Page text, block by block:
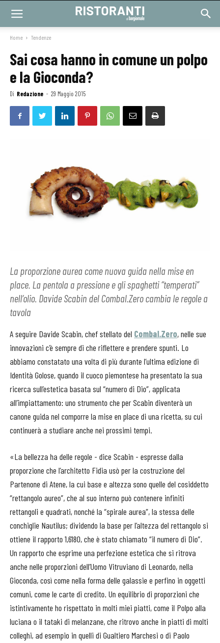
Home Tendenze
Sai cosa hanno in comune un polpo
e la Gioconda?
Di Redazione - 29 Maggio 2015
La proporzione aurea come nuova guida nella mise en
place. La pentola a pressione e gli spaghetti “temperati”
nell’olio. Davide Scabin del Combal.Zero cambia le regole a
tavola
A seguire Davide Scabin, chef stellato del Combal.Zero, nelle sue
innovazioni c’è sempre di che riflettere e prendere spunti. Lo
abbiamo constatato una volta di più durante l’ultima edizione di
Identità Golose, quando il cuoco piemontese ha presentato la sua
ricerca sull’estetica basata sul “numero di Dio”, applicata
all’impiattamento: uno strumento che per Scabin diventerà un
canone guida nel comporre la mise en place di una ricetta, su cui
continuerà a studiare anche nei prossimi tempi.
«La bellezza ha delle regole - dice Scabin - espresse dalla
proporzione che l’architetto Fidia usò per la costruzione del
Partenone di Atene, la cui base e altezza sono quelle del cosiddetto
“rettangolo aureo”, che al suo interno può contenere infiniti
rettangoli e quadrati, nonché la “spirale aurea”, la stessa delle
conchiglie Nautilus; dividendo la base per l’altezza del rettangolo si
ottiene il rapporto 1,6180, che è stato chiamato “il numero di Dio”.
Un rapporto che esprime una perfezione estetica che si ritrova
anche nelle proporzioni dell’Uomo Vitruviano di Leonardo, nella
Gioconda, così come nella forma delle galassie e perfino in oggetti
comuni, come le carte di credito. Un equilibrio di proporzioni che
istintivamente ho rispettato in molti miei piatti, come il Polpo alla
luciana o il tataki di melanzane, che ritrovo anche in piatti di molti
colleghi, ad esempio in quelli di Gualtiero Marchesi o di Paolo